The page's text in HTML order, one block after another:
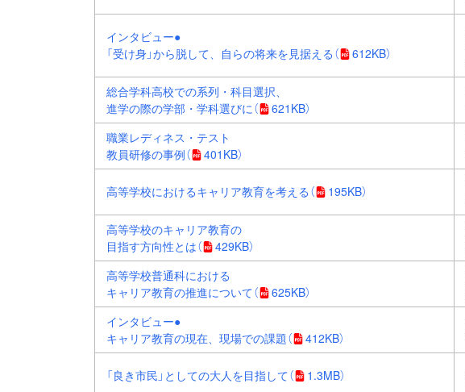
インタビュー●
「受け身」から脱して、自らの将来を見据える （ 612KB）
総合学科高校での系列・科目選択、
進学の際の学部・学科選びに（ 621KB）
職業レディネス・テスト
教員研修の事例（ 401KB）
高等学校におけるキャリア教育を考える （ 195KB）
高等学校のキャリア教育の
目指す方向性とは（ 429KB）
高等学校普通科における
キャリア教育の推進について（ 625KB）
インタビュー●
キャリア教育の現在、現場での課題（ 412KB）
「良き市民」としての大人を目指して（ 1.3MB）